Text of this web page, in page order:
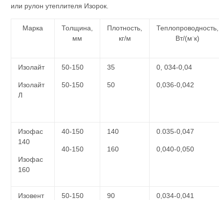
или рулон утеплителя Изорок.
Марка
Толщина,
мм
Плотность,
кг/м
Теплопроводность,
Вт/(м к)
Изолайт
Изолайт
Л
50-150
50-150
35
50
0, 034-0,04
0,036-0,042
Изофас
140
Изофас
160
40-150
40-150
140
160
0.035-0,047
0,040-0,050
Изовент 50-150 90 0,034-0,041